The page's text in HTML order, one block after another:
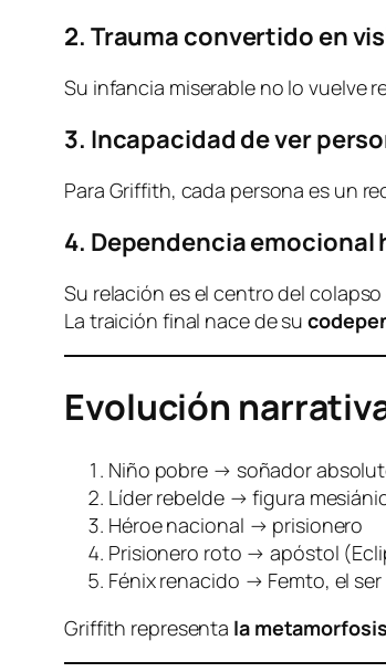
2. Trauma convertido en
Su infancia miserable no lo vuelve
3. Incapacidad de ver
Para Griffith, cada persona es un
4. Dependencia emocional
Su relación es el centro del
La traición final nace de su
Evolución
Niño pobre → soñador
Líder rebelde → figura
Héroe nacional → prisionero
Prisionero roto → apóstol
Fénix renacido → Femto, el ser
Griffith representa la